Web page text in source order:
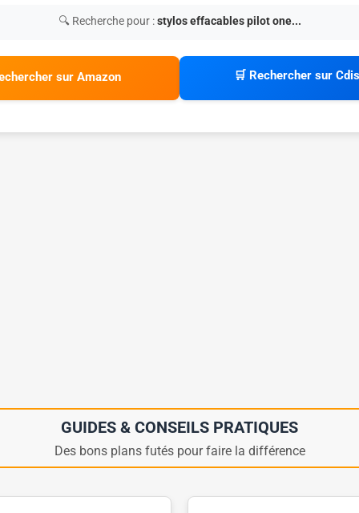
🔍 Recherche pour :stylos effacables pilot one...
sur Amazon 🛒 Rechercher sur
GUIDES & CONSEILS PRATIQUES
Des bons plans futés pour faire la différence